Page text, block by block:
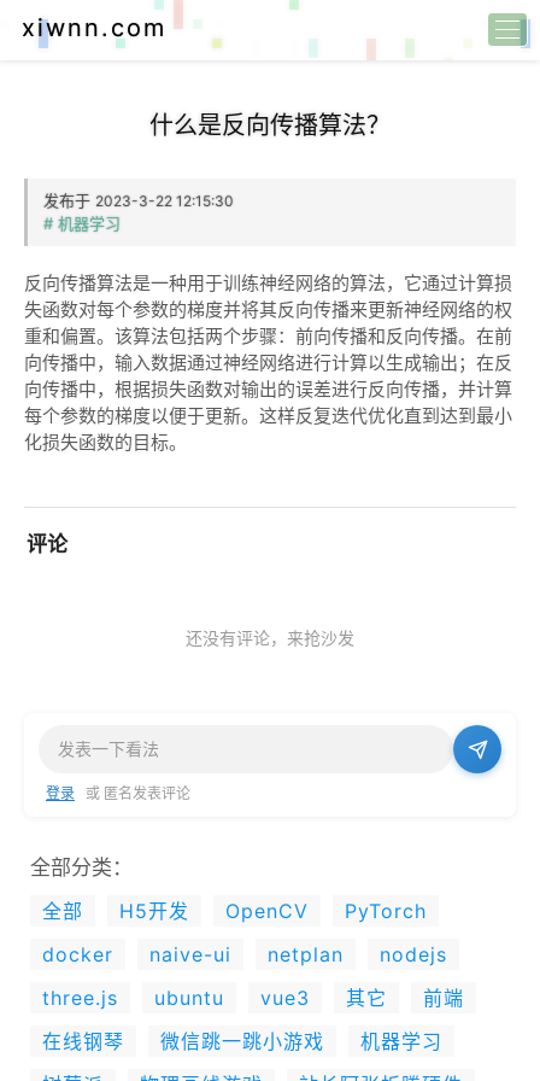
xiwnn.com
什么是反向传播算法？
发布于 2023-3-22 12:15:30
# 机器学习
反向传播算法是一种用于训练神经网络的算法，它通过计算损
失函数对每个参数的梯度并将其反向传播来更新神经网络的权
重和偏置。该算法包括两个步骤：前向传播和反向传播。在前
向传播中，输入数据通过神经网络进行计算以生成输出；在反
向传播中，根据损失函数对输出的误差进行反向传播，并计算
每个参数的梯度以便于更新。这样反复迭代优化直到达到最小
化损失函数的目标。
评论
还没有评论，来抢沙发
登录 或 匿名发表评论
全部分类：
全部
H5开发 OpenCV
PyTorch
docker
naive-ui netplan
nodejs
three.js
ubuntu vue3 其它
前端
在线钢琴
微信跳一跳小游戏
机器学习